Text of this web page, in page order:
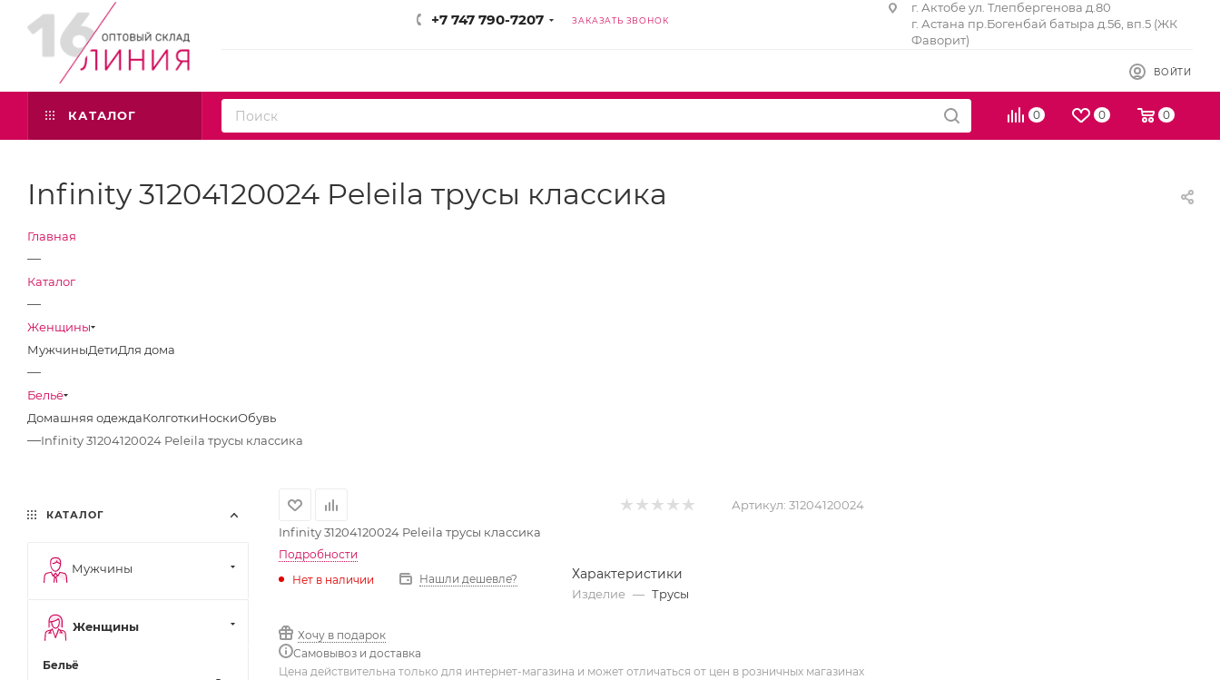
+7 747 790-7207 ЗАКАЗАТЬ ЗВОНОК
г. Актобе ул. Тлепбергенова д.80
г. Астана пр.Богенбай батыра д.56, вп.5 (ЖК
Фаворит)
ВОЙТИ
0 0 0
КАТАЛОГ
Infinity 31204120024 Peleila трусы классика
Главная
—
Каталог
—
Женщины
МужчиныДетиДля дома
—
Бельё
Домашняя одеждаКолготкиНоскиОбувь
—Infinity 31204120024 Peleila трусы классика
Артикул: 31204120024
Infinity 31204120024 Peleila трусы классика
Подробности
Нет в наличии
Нашли дешевле?
Хочу в подарок
Самовывоз и доставка
Характеристики
Изделие — Трусы
Цена действительна только для интернет-магазина и может отличаться от цен в розничных магазинах
КАТАЛОГ
Мужчины
Женщины
Бельё